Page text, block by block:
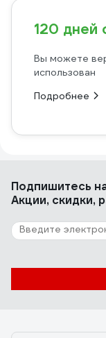
120 дней
Вы можете
использован
Подробнее
Подпишитесь
Акции, скидки,